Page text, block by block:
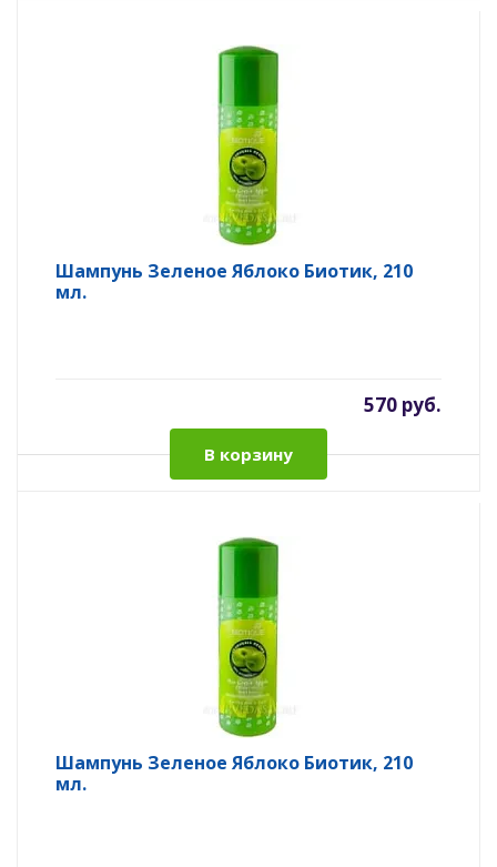
Шампунь Зеленое Яблоко Биотик, 210
мл.
570 руб.
В корзину
Шампунь Зеленое Яблоко Биотик, 210
мл.